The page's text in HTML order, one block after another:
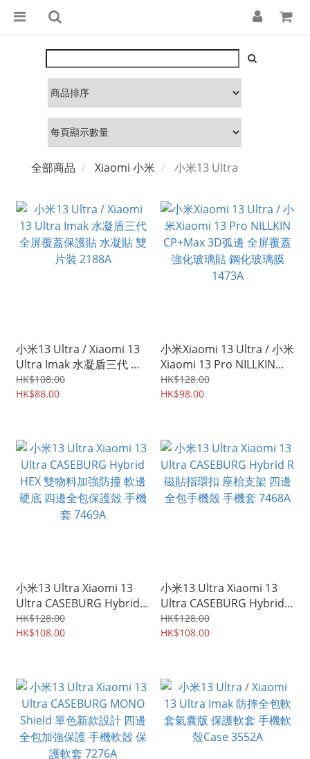
全部商品 Xiaomi 小米 小米13 Ultra
小米13 Ultra / Xiaomi 13
Ultra Imak 水凝盾三代 全
屏覆蓋保護貼 水凝貼 雙片
裝 2188A
HK$108.00
HK$88.00
小米Xiaomi 13 Ultra / 小米
Xiaomi 13 Pro NILLKIN
CP+Max 3D弧邊 全屏覆蓋
強化玻璃貼 鋼化玻璃膜
HK$128.00
HK$98.00
小米13 Ultra Xiaomi 13
Ultra CASEBURG Hybrid
HEX 雙物料加強防撞 軟邊
硬底 四邊全包保護殼 手機
HK$128.00
HK$108.00
小米13 Ultra Xiaomi 13
Ultra CASEBURG Hybrid R
磁貼指環扣 座枱支架 四邊
全包手機殼 手機套 7468A
HK$128.00
HK$108.00